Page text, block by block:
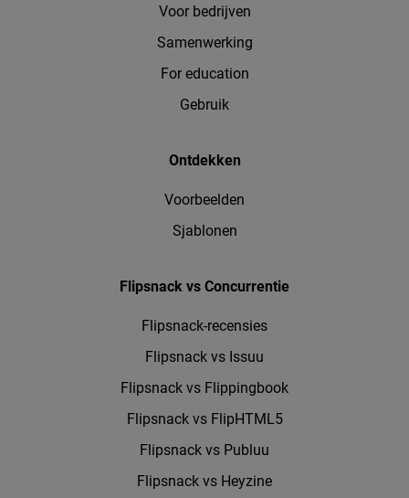
Voor bedrijven
Samenwerking
For education
Gebruik
Ontdekken
Voorbeelden
Sjablonen
Flipsnack vs Concurrentie
Flipsnack-recensies
Flipsnack vs Issuu
Flipsnack vs Flippingbook
Flipsnack vs FlipHTML5
Flipsnack vs Publuu
Flipsnack vs Heyzine